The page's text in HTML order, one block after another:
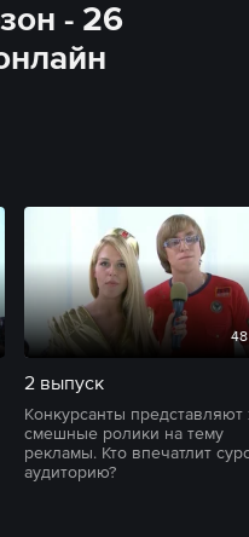
- 26
2 выпуск
Конкурсанты
смешные ролики на тему
рекламы. Кто впечатлит
аудиторию?